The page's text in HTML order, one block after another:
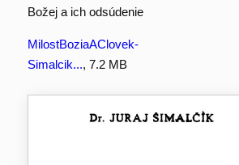
Božej a ich odsúdenie
MilostBoziaAClovek-
Simalcik..., 7.2 MB